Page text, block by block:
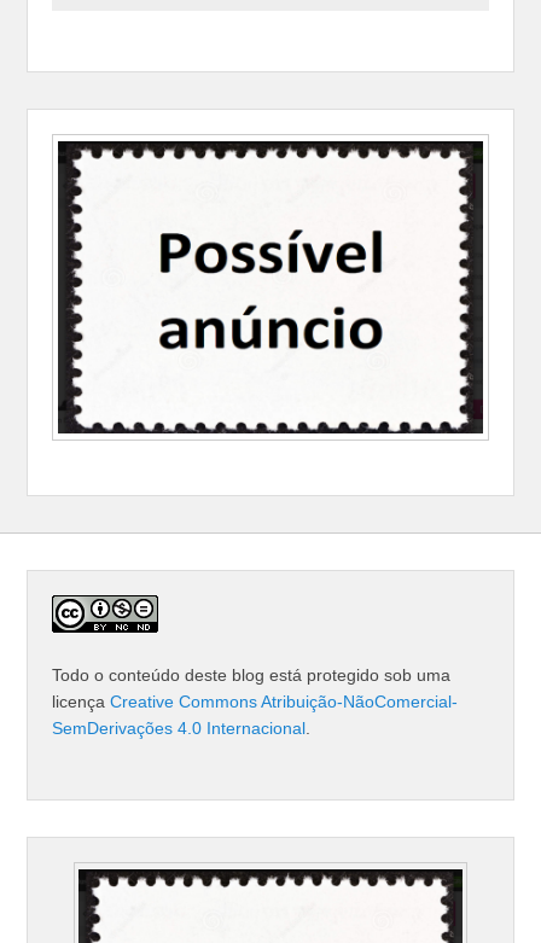
Todo o conteúdo deste blog está protegido sob uma
licençaCreative Commons Atribuição-NãoComercial-
SemDerivações 4.0 Internacional.